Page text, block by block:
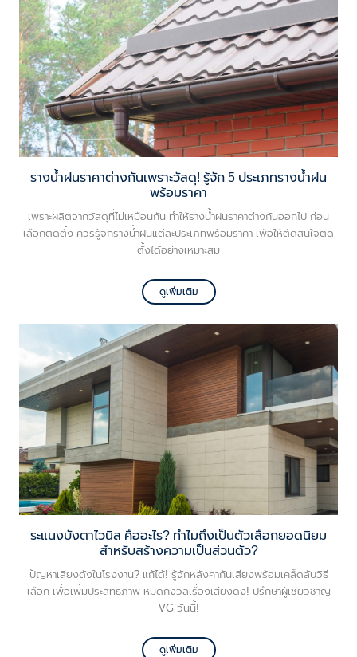
รางน้ำฝนราคาต่างกันเพราะวัสดุ! รู้จัก 5 ประเภทรางน้ำฝน
พร้อมราคา
เพราะผลิตจากวัสดุที่ไม่เหมือนกัน ทำให้รางน้ำฝนราคาต่างกันออกไป ก่อน
เลือกติดตั้ง ควรรู้จักรางน้ำฝนแต่ละประเภทพร้อมราคา เพื่อให้ตัดสินใจติด
ตั้งได้อย่างเหมาะสม
ดูเพิ่มเติม
ระแนงบังตาไวนิล คืออะไร? ทำไมถึงเป็นตัวเลือกยอดนิยม
สำหรับสร้างความเป็นส่วนตัว?
ปัญหาเสียงดังในโรงงาน? แก้ได้! รู้จักหลังคากันเสียงพร้อมเคล็ดลับวิธี
เลือก เพื่อเพิ่มประสิทธิภาพ หมดกังวลเรื่องเสียงดัง! ปรึกษาผู้เชี่ยวชาญ
VG วันนี้!
ดูเพิ่มเติม